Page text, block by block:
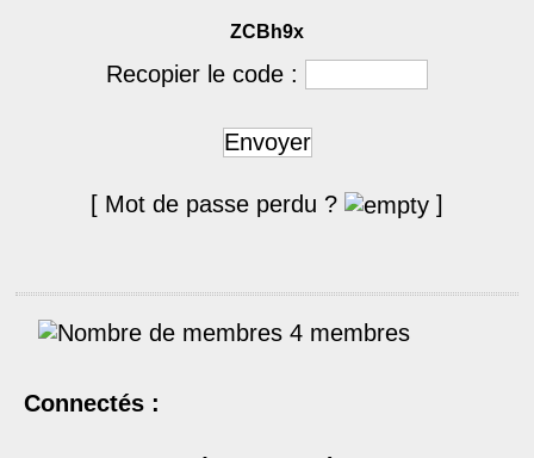
ZCBh9x
Recopier le code :
Envoyer
[ Mot de passe perdu ? ]
4 membres
Connectés :